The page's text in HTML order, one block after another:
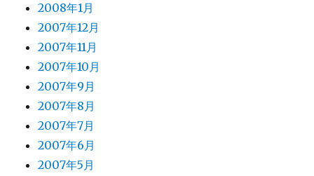
2008年1月
2007年12月
2007年11月
2007年10月
2007年9月
2007年8月
2007年7月
2007年6月
2007年5月